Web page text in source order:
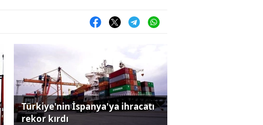
Türkiye'nin İspanya'ya ihracatı
rekor kırdı